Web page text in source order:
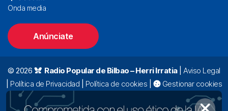
Onda media
Anúnciate
© 2026 Radio Popular de Bilbao – Herri Irratia| Aviso Legal
Política de Privacidad Política de cookies
Gestionar cookies
Alda. Mazarredo, 47 – 7º 48009 Bilbao |
94 423 92 00|